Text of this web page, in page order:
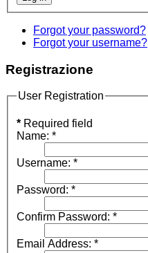
Forgot your password?
Forgot your username?
Registrazione
User Registration
* Required field
Name: *
Username: *
Password: *
Confirm Password: *
Email Address: *